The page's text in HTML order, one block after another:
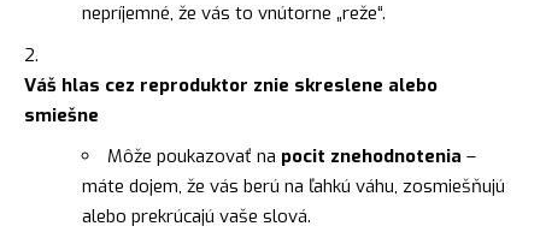
nepríjemné, že vás to vnútorne „reže“.
Váš hlas cez reproduktor znie skreslene alebo
smiešne
Môže poukazovať na pocit znehodnotenia –
máte dojem, že vás berú na ľahkú váhu, zosmiešňujú
alebo prekrúcajú vaše slová.